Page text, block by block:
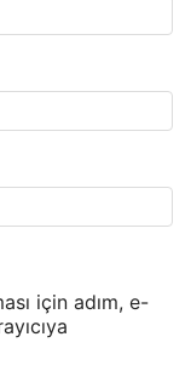
için adım, e-